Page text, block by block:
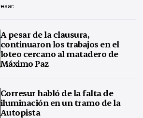
A pesar de la clausura,
continuaron los trabajos en el
loteo cercano al matadero de
Máximo Paz
Corresur habló de la falta de
iluminación en un tramo de la
Autopista